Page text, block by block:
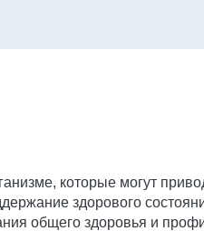
которые могут
здорового
общего здоровья и